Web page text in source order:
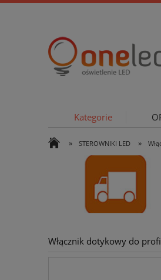
Kategorie
» STEROWNIKI LED »
Włącznik dotykowy do